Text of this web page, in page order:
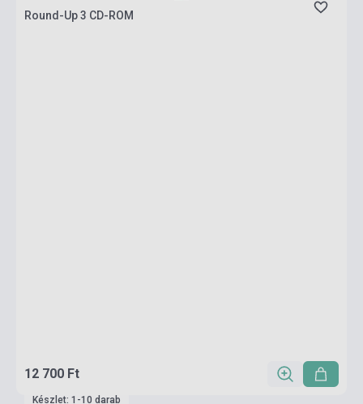
Round-Up 3 CD-ROM
12 700 Ft
Készlet: 1-10 darab